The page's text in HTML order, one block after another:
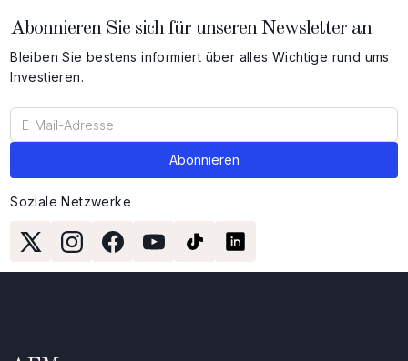
Abonnieren Sie sich für unseren Newsletter an
Bleiben Sie bestens informiert über alles Wichtige rund ums
Investieren.
Soziale Netzwerke